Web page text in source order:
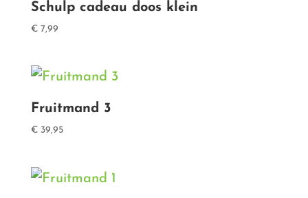
Schulp cadeau doos klein
€7,99
Fruitmand 3
€39,95